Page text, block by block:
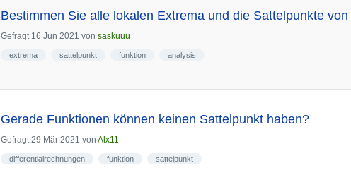
Bestimmen Sie alle lokalen Extrema und die Sattelpunkte von
Gefragt 16 Jun 2021 von saskuuu
extrema sattelpunkt funktion analysis
Gerade Funktionen können keinen Sattelpunkt haben?
Gefragt 29 Mär 2021 von Alx11
differentialrechnungen funktion sattelpunkt